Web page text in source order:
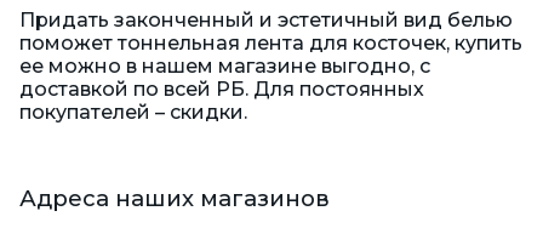
Придать законченный и эстетичный вид белью
поможет тоннельная лента для косточек, купить
ее можно в нашем магазине выгодно, с
доставкой по всей РБ. Для постоянных
покупателей – скидки.
Адреса наших магазинов